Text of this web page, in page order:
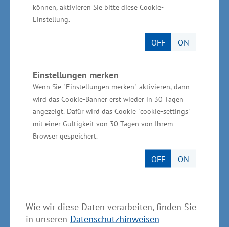
können, aktivieren Sie bitte diese Cookie-
Einstellung.
OFF ON
Einstellungen merken
Wenn Sie "Einstellungen merken" aktivieren, dann
wird das Cookie-Banner erst wieder in 30 Tagen
angezeigt. Dafür wird das Cookie "cookie-settings"
mit einer Gültigkeit von 30 Tagen von Ihrem
Browser gespeichert.
OFF ON
Wie wir diese Daten verarbeiten, finden Sie
in unseren Datenschutzhinweisen
Der Besuch des Ministers fand im Vorfeld der 10.
östliche Mecklenburg statt. Ziel des Gremiums
wirtschaftliche Entwicklung in den östlichen
Landesteilen zu setzen. An der Sitzung im
stadtgeschichtlichen Museum nahmen Minister
Dr. Blank und Staatssekretär Heiko Miraß teil,
um sich mit regionalen Akteuren über aktuelle
Entwicklungen und Herausforderungen